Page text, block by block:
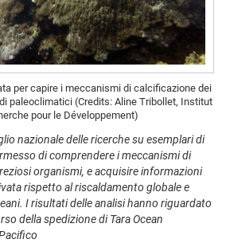
per capire i meccanismi di calcificazione dei
paleoclimatici (Credits: Aline Tribollet, Institut
pour le Développement)
nazionale delle ricerche su esemplari di
di comprendere i meccanismi di
organismi, e acquisire informazioni
rispetto al riscaldamento globale e
I risultati delle analisi hanno riguardato
della spedizione di Tara Ocean